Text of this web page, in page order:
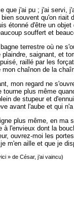
que j'ai pu ; j'ai servi,
souvent qu'on riait
étonné d'être un objet
souffert et
terrestre où ne
plaindre, saignant, et
raillé par les
mon chaînon de la
mon regard ne
tourne plus même
de stupeur et
avant l'aube et qui
plus même, en ma
à l'envieux dont la
ouvrez-moi les
m'en aille et que je
» de César, j’ai vaincu)